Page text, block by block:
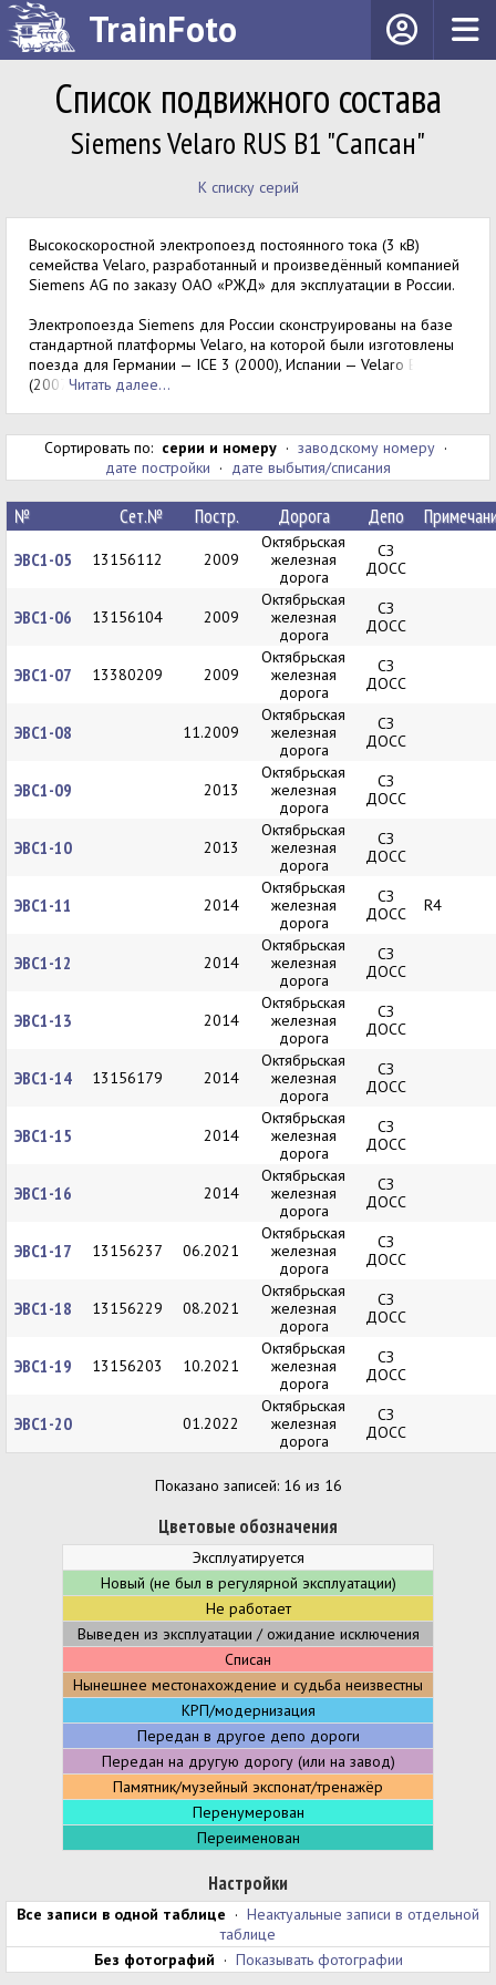
TrainFoto
Список подвижного состава
Siemens Velaro RUS B1 "Сапсан"
К списку серий
Высокоскоростной электропоезд постоянного тока (3 кВ)
семейства Velaro, разработанный и произведённый компанией
Siemens AG по заказу ОАО «РЖД» для эксплуатации в России.
Электропоезда Siemens для России сконструированы на базе
стандартной платформы Velaro, на которой были изготовлены
поезда для Германии — ICE 3 (2000), Испании — Velaro E
(2007 Читать далее...
Сортировать по: серии и номеру · заводскому номеру ·
дате постройки · дате выбытия/списания
№ Сет.№ Постр. Дорога Депо
ЭВС1-05 13156112 2009
Октябрьская
железная
дорога
СЗ
ДОСС
ЭВС1-06 13156104 2009
Октябрьская
железная
дорога
СЗ
ДОСС
ЭВС1-07 13380209 2009
Октябрьская
железная
дорога
СЗ
ДОСС
ЭВС1-08 11.2009
Октябрьская
железная
дорога
СЗ
ДОСС
ЭВС1-09 2013
Октябрьская
железная
дорога
СЗ
ДОСС
ЭВС1-10 2013
Октябрьская
железная
дорога
СЗ
ДОСС
ЭВС1-11 2014
Октябрьская
железная
дорога
СЗ
ДОСС
R4
ЭВС1-12 2014
Октябрьская
железная
дорога
СЗ
ДОСС
ЭВС1-13 2014
Октябрьская
железная
дорога
СЗ
ДОСС
ЭВС1-14 13156179 2014
Октябрьская
железная
дорога
СЗ
ДОСС
ЭВС1-15 2014
Октябрьская
железная
дорога
СЗ
ДОСС
ЭВС1-16 2014
Октябрьская
железная
дорога
СЗ
ДОСС
ЭВС1-17 13156237 06.2021
Октябрьская
железная
дорога
СЗ
ДОСС
ЭВС1-18 13156229 08.2021
Октябрьская
железная
дорога
СЗ
ДОСС
ЭВС1-19 13156203 10.2021
Октябрьская
железная
дорога
СЗ
ДОСС
ЭВС1-20 01.2022
Октябрьская
железная
дорога
СЗ
ДОСС
Показано записей: 16 из 16
Цветовые обозначения
Эксплуатируется
Новый (не был в регулярной эксплуатации)
Не работает
Выведен из эксплуатации / ожидание исключения
Списан
Нынешнее местонахождение и судьба неизвестны
КРП/модернизация
Передан в другое депо дороги
Передан на другую дорогу (или на завод)
Памятник/музейный экспонат/тренажёр
Перенумерован
Переименован
Настройки
Все записи в одной таблице · Неактуальные записи в отдельной
таблице
Без фотографий · Показывать фотографии